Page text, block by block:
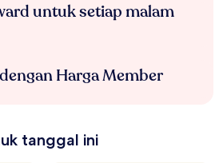
untuk setiap malam
Harga Member
tanggal ini